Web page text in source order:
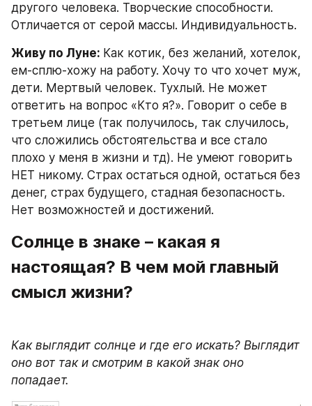
другого человека. Творческие способности.
Отличается от серой массы. Индивидуальность.
Живу по Луне: Как котик, без желаний, хотелок,
ем-сплю-хожу на работу. Хочу то что хочет муж,
дети. Мертвый человек. Тухлый. Не может
ответить на вопрос «Кто я?». Говорит о себе в
третьем лице (так получилось, так случилось,
что сложились обстоятельства и все стало
плохо у меня в жизни и тд). Не умеют говорить
НЕТ никому. Страх остаться одной, остаться без
денег, страх будущего, стадная безопасность.
Нет возможностей и достижений.
Солнце в знаке – какая я
настоящая? В чем мой главный
смысл жизни?
Как выглядит солнце и где его искать? Выглядит
оно вот так и смотрим в какой знак оно
попадает.